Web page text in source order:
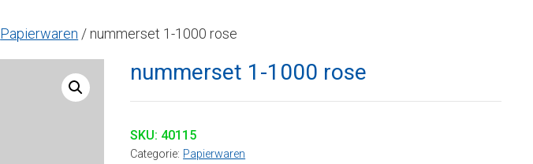
Papierwaren / nummerset 1-1000 rose
nummerset 1-1000 rose
SKU: 40115
Categorie: Papierwaren